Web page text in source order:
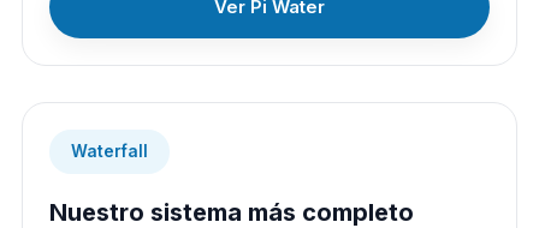
Ver Pi Water
Waterfall
Nuestro sistema más completo